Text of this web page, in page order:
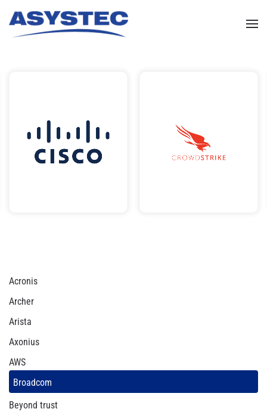
Skip to main content
Acronis
Archer
Arista
Axonius
AWS
Broadcom
Beyond trust